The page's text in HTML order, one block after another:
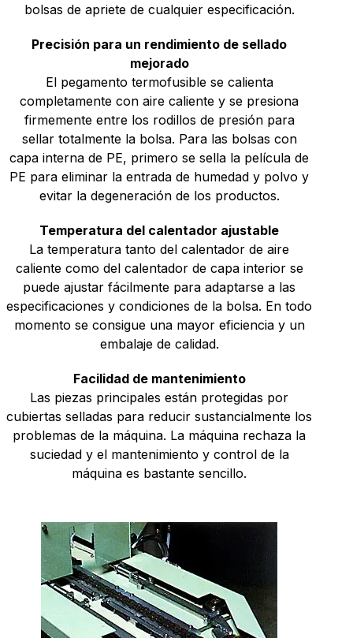
bolsas de apriete de cualquier especificación.
Precisión para un rendimiento de sellado
mejorado
El pegamento termofusible se calienta
completamente con aire caliente y se presiona
firmemente entre los rodillos de presión para
sellar totalmente la bolsa. Para las bolsas con
capa interna de PE, primero se sella la película de
PE para eliminar la entrada de humedad y polvo y
evitar la degeneración de los productos.
Temperatura del calentador ajustable
La temperatura tanto del calentador de aire
caliente como del calentador de capa interior se
puede ajustar fácilmente para adaptarse a las
especificaciones y condiciones de la bolsa. En todo
momento se consigue una mayor eficiencia y un
embalaje de calidad.
Facilidad de mantenimiento
Las piezas principales están protegidas por
cubiertas selladas para reducir sustancialmente los
problemas de la máquina. La máquina rechaza la
suciedad y el mantenimiento y control de la
máquina es bastante sencillo.